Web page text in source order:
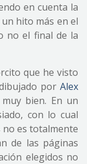
en cuenta la
hito más en el
no el final de la
que he visto
por Alex
bien. En un
con lo cual
no es totalmente
de las páginas
elegidos no